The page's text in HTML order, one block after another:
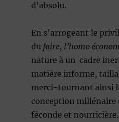
d’absolu.
En s’arrogeant le
du faire, l’homo
nature à un cadre
matière informe,
merci-tournant ainsi
conception millénaire
féconde et nourricière.